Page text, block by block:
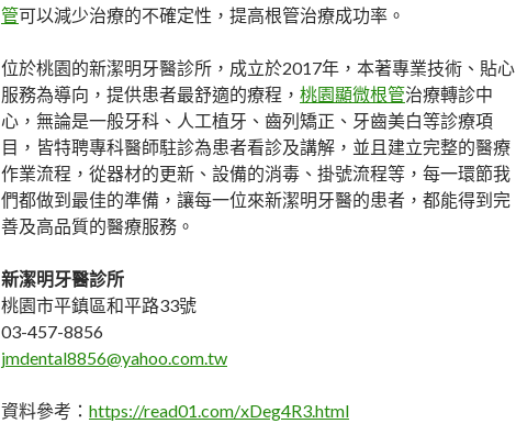
管可以減少治療的不確定性，提高根管治療成功率。
位於桃園的新潔明牙醫診所，成立於2017年，本著專業技術、貼心
服務為導向，提供患者最舒適的療程， 桃園顯微根管治療轉診中
心，無論是一般牙科、人工植牙、齒列矯正、牙齒美白等診療項
目，皆特聘專科醫師駐診為患者看診及講解，並且建立完整的醫療
作業流程，從器材的更新、設備的消毒、掛號流程等，每一環節我
們都做到最佳的準備，讓每一位來新潔明牙醫的患者，都能得到完
善及高品質的醫療服務。
新潔明牙醫診所
桃園市平鎮區和平路33號
03-457-8856
jmdental8856@yahoo.com.tw
資料參考： https://read01.com/xDeg4R3.html